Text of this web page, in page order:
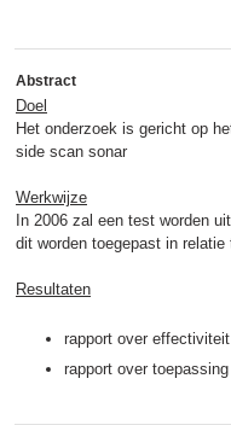
Abstract
Doel
Het onderzoek is gericht op
side scan sonar
Werkwijze
In 2006 zal een test worden
dit worden toegepast in
Resultaten
rapport over
rapport over